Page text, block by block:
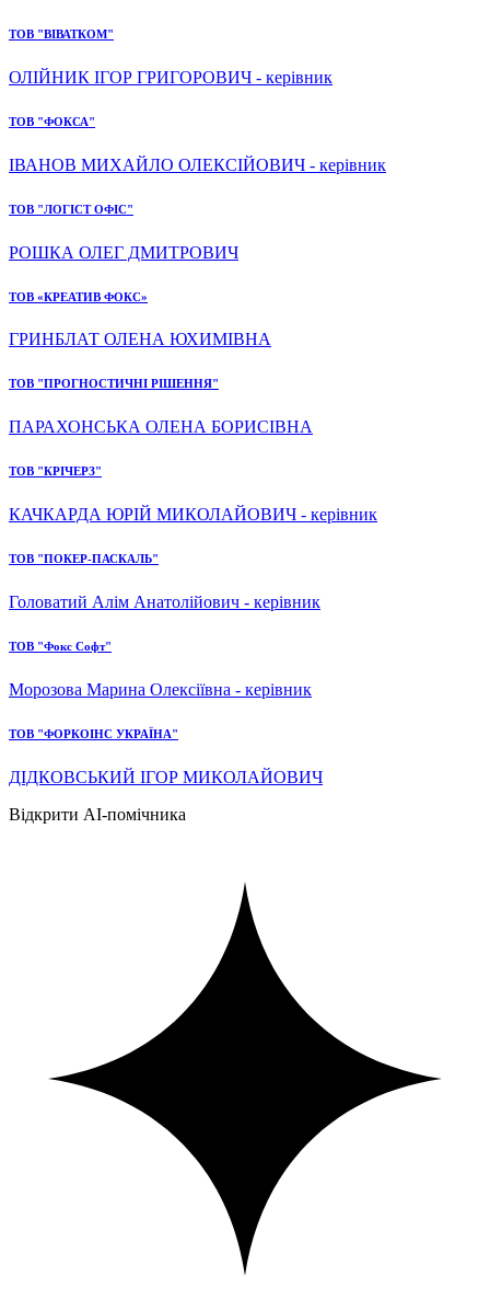
ТОВ "ВІВАТКОМ"
ОЛІЙНИК ІГОР ГРИГОРОВИЧ - керівник
ТОВ "ФОКСА"
ІВАНОВ МИХАЙЛО ОЛЕКСІЙОВИЧ - керівник
ТОВ "ЛОГІСТ ОФІС"
РОШКА ОЛЕГ ДМИТРОВИЧ
ТОВ «КРЕАТИВ ФОКС»
ГРИНБЛАТ ОЛЕНА ЮХИМІВНА
ТОВ "ПРОГНОСТИЧНІ РІШЕННЯ"
ПАРАХОНСЬКА ОЛЕНА БОРИСІВНА
ТОВ "КРІЧЕРЗ"
КАЧКАРДА ЮРІЙ МИКОЛАЙОВИЧ - керівник
ТОВ "ПОКЕР-ПАСКАЛЬ"
Головатий Алім Анатолійович - керівник
ТОВ "Фокс Софт"
Морозова Марина Олексіївна - керівник
ТОВ "ФОРКОІНС УКРАЇНА"
ДІДКОВСЬКИЙ ІГОР МИКОЛАЙОВИЧ
Відкрити AI-помічника